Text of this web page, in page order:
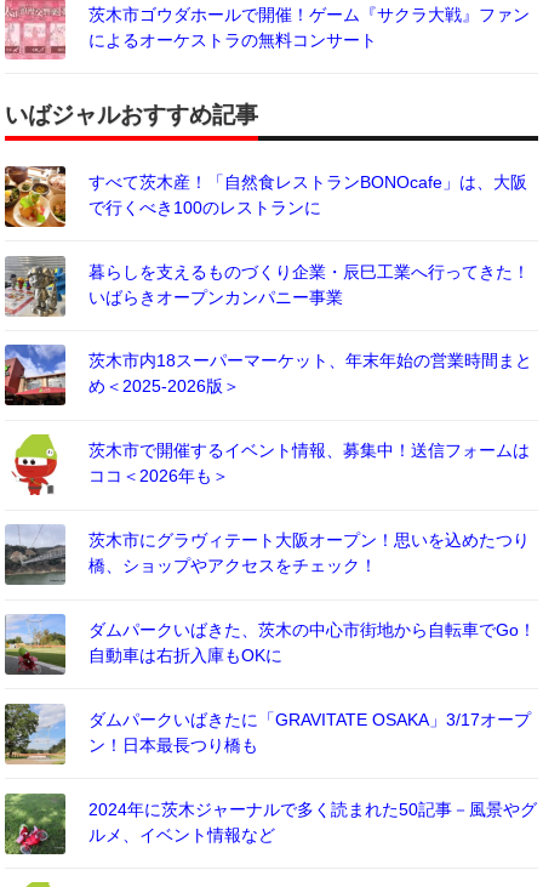
茨木市ゴウダホールで開催！ゲーム『サクラ大戦』ファン
によるオーケストラの無料コンサート
いばジャルおすすめ記事
すべて茨木産！「自然食レストランBONOcafe」は、大阪
で行くべき100のレストランに
暮らしを支えるものづくり企業・辰巳工業へ行ってきた！
いばらきオープンカンパニー事業
茨木市内18スーパーマーケット、年末年始の営業時間まと
め＜2025-2026版＞
茨木市で開催するイベント情報、募集中！送信フォームは
ココ＜2026年も＞
茨木市にグラヴィテート大阪オープン！思いを込めたつり
橋、ショップやアクセスをチェック！
ダムパークいばきた、茨木の中心市街地から自転車でGo！
自動車は右折入庫もOKに
ダムパークいばきたに「GRAVITATE OSAKA」3/17オープ
ン！日本最長つり橋も
2024年に茨木ジャーナルで多く読まれた50記事－風景やグ
ルメ、イベント情報など